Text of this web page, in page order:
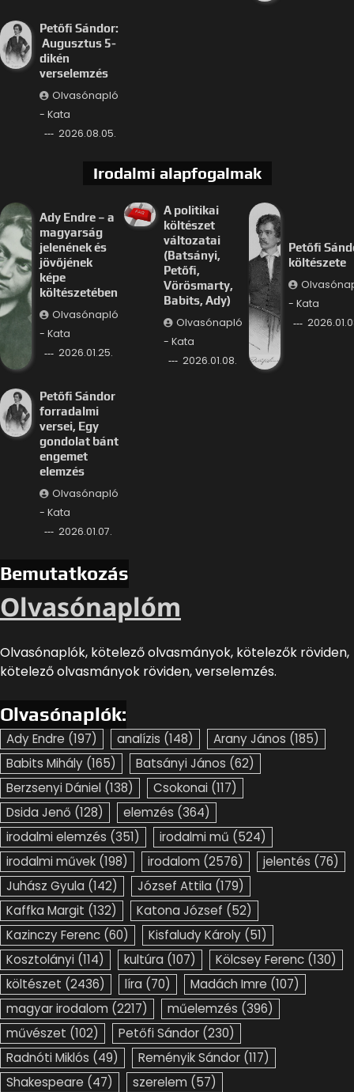
Petőfi Sándor:
Augusztus 5-
dikén
verselemzés
Olvasónapló
- Kata
2026.08.05.
Irodalmi alapfogalmak
Ady Endre – a
magyarság
jelenének és
jövőjének
képe
költészetében
Olvasónapló
- Kata
2026.01.25.
A politikai
költészet
változatai
(Batsányi,
Petőfi,
Vörösmarty,
Babits, Ady)
Olvasónapló
- Kata
2026.01.08.
Petőfi
költészete
- Kata
Petőfi Sándor
forradalmi
versei, Egy
gondolat bánt
engemet
elemzés
Olvasónapló
- Kata
2026.01.07.
Bemutatkozás
Olvasónaplóm
Olvasónaplók, kötelező olvasmányok, kötelezők röviden,
kötelező olvasmányok röviden, verselemzés.
Olvasónaplók:
Ady Endre (197) analízis (148) Arany János (185)
Babits Mihály (165) Batsányi János (62)
Berzsenyi Dániel (138) Csokonai (117)
Dsida Jenő (128) elemzés (364)
irodalmi elemzés (351) irodalmi mű (524)
irodalmi művek (198) irodalom (2576) jelentés (76)
Juhász Gyula (142) József Attila (179)
Kaffka Margit (132) Katona József (52)
Kazinczy Ferenc (60) Kisfaludy Károly (51)
Kosztolányi (114) kultúra (107) Kölcsey Ferenc (130)
költészet (2436) líra (70) Madách Imre (107)
magyar irodalom (2217) műelemzés (396)
művészet (102) Petőfi Sándor (230)
Radnóti Miklós (49) Reményik Sándor (117)
Shakespeare (47) szerelem (57)